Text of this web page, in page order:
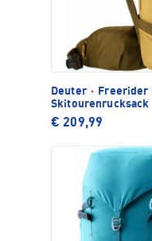
Deuter ·
Freerider
Skitourenrucksack
€ 209,99